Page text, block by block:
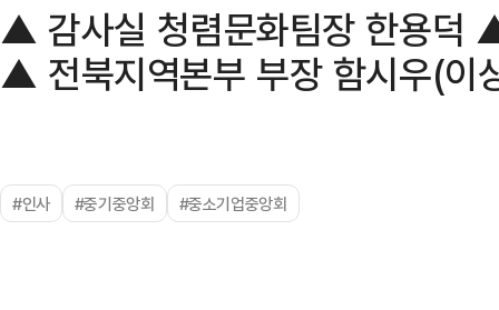
▲ 감사실 청렴문화팀장 한용덕
▲ 전북지역본부 부장 함시우(이
#인사 #중기중앙회 #중소기업중앙회